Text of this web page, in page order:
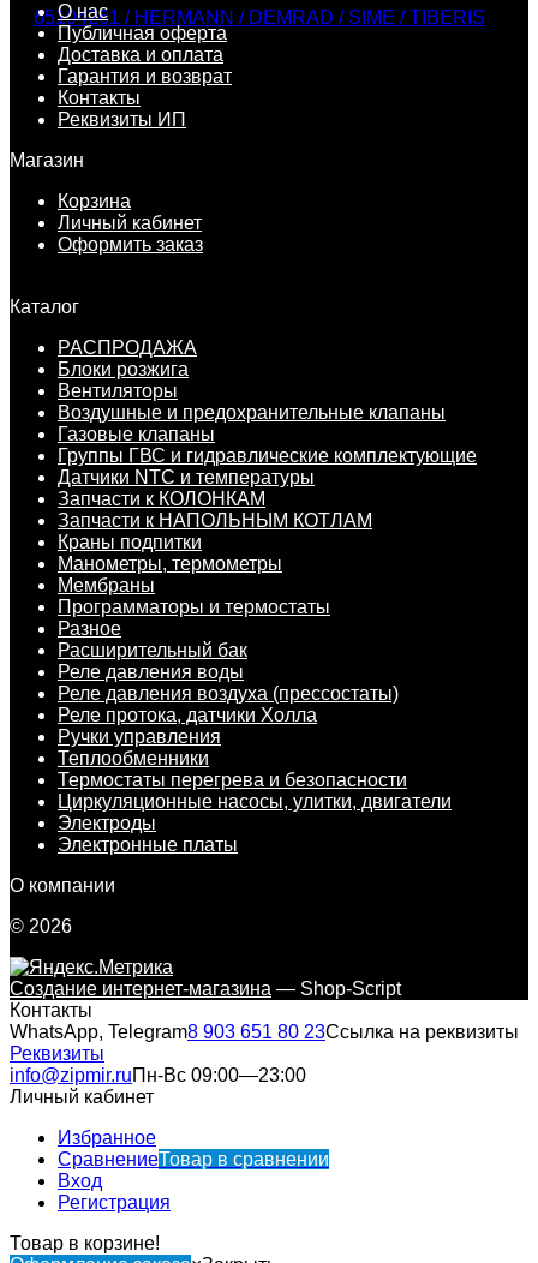
О нас
Публичная оферта
Доставка и оплата
Гарантия и возврат
Контакты
Реквизиты ИП
Магазин
Корзина
Личный кабинет
Оформить заказ
Каталог
РАСПРОДАЖА
Блоки розжига
Вентиляторы
Воздушные и предохранительные клапаны
Газовые клапаны
Группы ГВС и гидравлические комплектующие
Датчики NTC и температуры
Запчасти к КОЛОНКАМ
Запчасти к НАПОЛЬНЫМ КОТЛАМ
Краны подпитки
Манометры, термометры
Мембраны
Программаторы и термостаты
Разное
Расширительный бак
Реле давления воды
Реле давления воздуха (прессостаты)
Реле протока, датчики Холла
Ручки управления
Теплообменники
Термостаты перегрева и безопасности
Циркуляционные насосы, улитки, двигатели
Электроды
Электронные платы
О компании
© 2026
Создание интернет-магазина — Shop-Script
Контакты
WhatsApp, Telegram8 903 651 80 23Ссылка на реквизиты
Реквизиты
info@zipmir.ruПн-Вс 09:00—23:00
Личный кабинет
Избранное
СравнениеТовар в сравнении
Вход
Регистрация
Товар в корзине!